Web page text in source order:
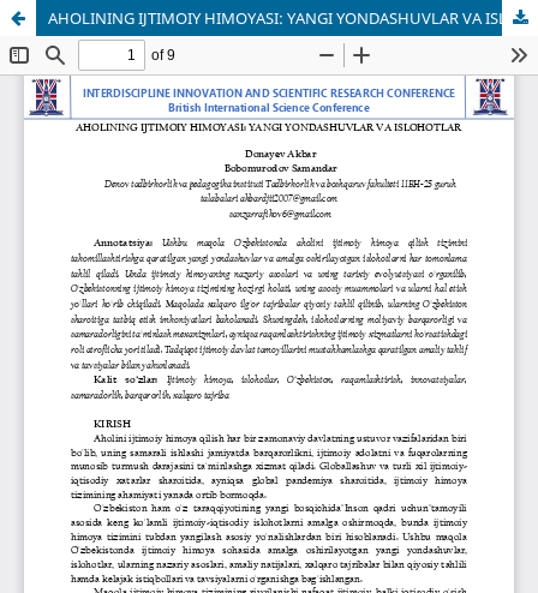
AHOLINING IJTIMOIY HIMOYASI: YANGI YONDASHUVLAR VA ISLOHOTLAR